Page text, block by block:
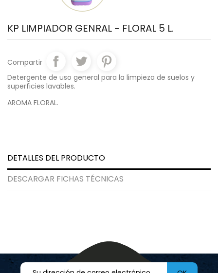
KP LIMPIADOR GENRAL - FLORAL 5 L.
Compartir
Detergente de uso general para la limpieza de suelos y
superficies lavables.
AROMA FLORAL.
DETALLES DEL PRODUCTO
DESCARGAR FICHAS TÉCNICAS